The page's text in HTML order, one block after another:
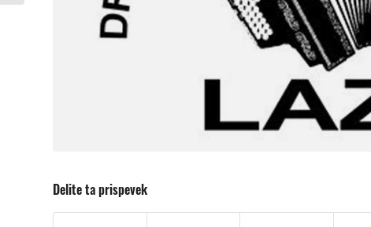
Delite ta prispevek